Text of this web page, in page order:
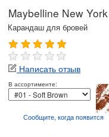
Maybelline New
Карандаш для бровей
Написать отзыв
В ассортименте:
Сообщите, когдапоявится